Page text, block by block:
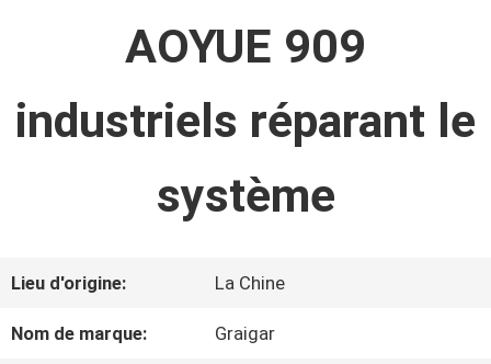
NOUS
CONTRÔLE
AOYUE 909
industriels réparant le
système
Lieu d'origine: La Chine
Nom de marque: Graigar